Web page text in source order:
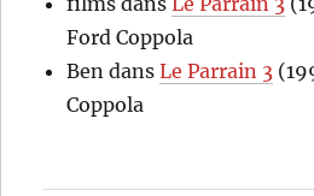
Ford Coppola
Ben dansLe Parrain 3
Coppola